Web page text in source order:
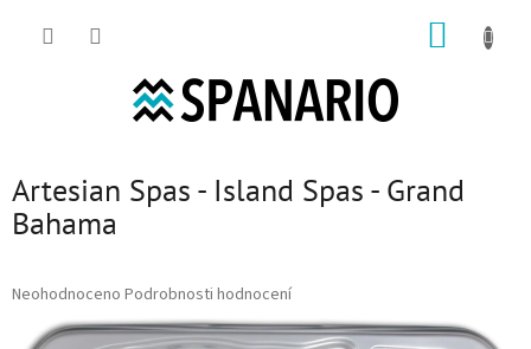
Artesian Spas - Island Spas - Grand
Bahama
Průměrné hodnocení produktu je 0,0 z 5 hvězdiček.
Neohodnoceno Podrobnosti hodnocení